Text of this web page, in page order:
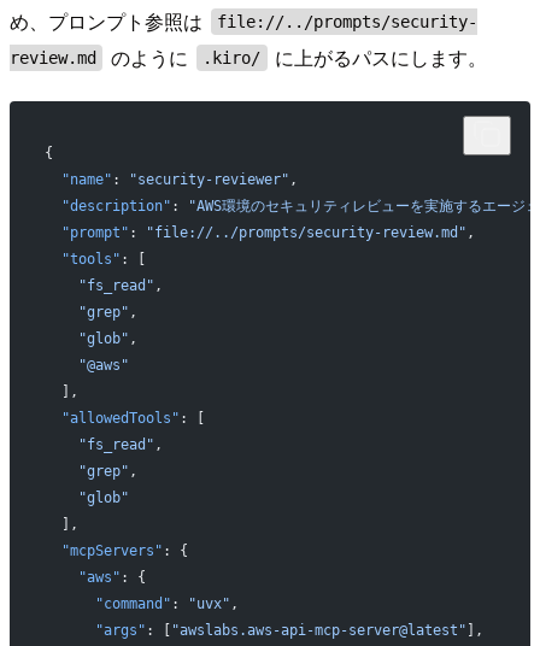
め、プロンプト参照は
file://../prompts/security-
review.md
のように .kiro/ に上がるパスにします。
{
  "name"
: "security-reviewer" ,
  "description"
:
"AWS環境のセキュリティレビューを実施するエージ
  "prompt"
: "file://../prompts/security-review.md" ,
  "tools"
: [
    "fs_read"
,
    "grep"
,
    "glob"
,
    "@aws"
  ],
  "allowedTools"
: [
    "fs_read"
,
    "grep"
,
    "glob"
  ],
  "mcpServers"
: {
    "aws"
: {
      "command"
: "uvx" ,
      "args"
: [ "awslabs.aws-api-mcp-server@latest" ],